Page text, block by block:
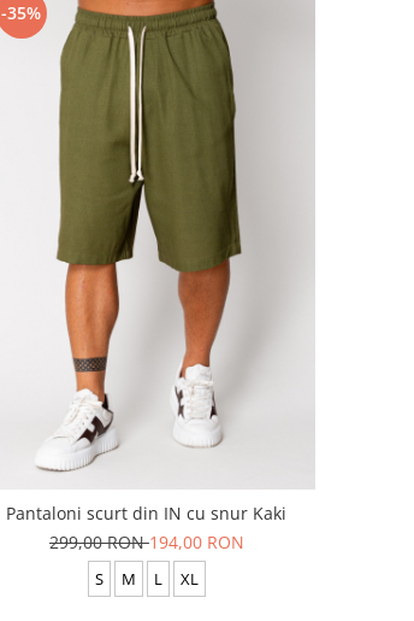
-35%
Pantaloni scurt din IN cu snur Kaki
299,00 RON194,00 RON
S M L XL